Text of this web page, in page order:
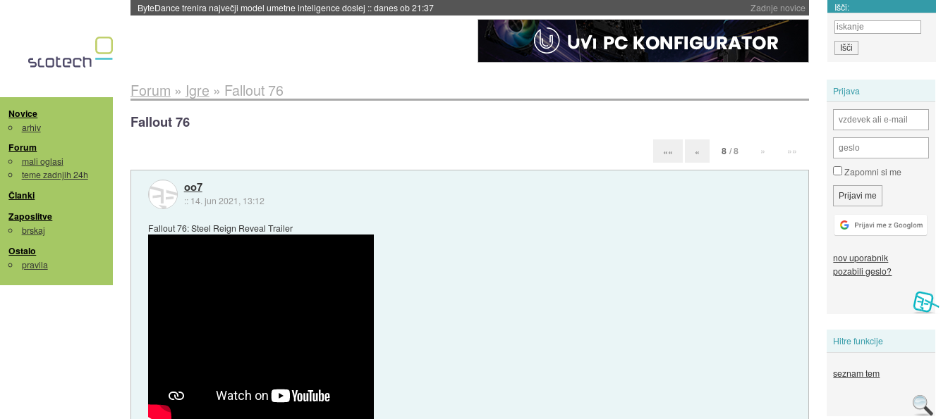
Zadnje novice
Spletne strani začele streči oglase za agente umetne inteligence::danes ob 21:23 Išči:
Novice
arhiv
Forum
mali oglasi
teme zadnjih 24h
Članki
Zaposlitve
brskaj
Ostalo
pravila
Prijava
Zapomni si me
nov uporabnik
pozabili geslo?
Hitre funkcije
seznam tem
Forum » Igre » Fallout 76
Fallout 76
«« « 8 / 8 » »»
oo7
:: 14. jun 2021, 13:12
Fallout 76: Steel Reign Reveal Trailer